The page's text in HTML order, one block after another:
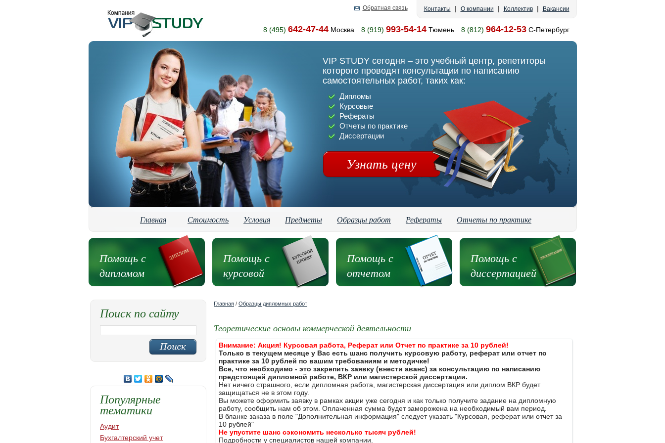
Контакты | О компании | Коллектив| Вакансии
Обратная связь
8 (495) 642-47-44Москва 8 (919) 993-54-14Тюмень 8 (812) 964-12-53С-Петербург
VIP STUDY сегодня – это учебный центр, репетиторы
которого проводят консультации по написанию
самостоятельных работ, таких как:
Дипломы
Курсовые
Рефераты
Отчеты по практике
Диссертации
Узнать цену
Главная Стоимость Условия Предметы Образцы работ Рефераты Отчеты по практике
Помощь с
дипломом
Помощь с
курсовой
Помощь с
отчетом
Помощь с
диссертацией
Главная / Образцы дипломных работ
Теоретические основы коммерческой деятельности
Внимание: Акция! Курсовая работа, Реферат или Отчет по практике за 10 рублей!
Только в текущем месяце у Вас есть шанс получить курсовую работу, реферат или отчет по
практике за 10 рублей по вашим требованиям и методичке!
Все, что необходимо - это закрепить заявку (внести аванс) за консультацию по написанию
предстоящей дипломной работе, ВКР или магистерской диссертации.
Нет ничего страшного, если дипломная работа, магистерская диссертация или диплом ВКР будет
защищаться не в этом году.
Вы можете оформить заявку в рамках акции уже сегодня и как только получите задание на дипломную
работу, сообщить нам об этом. Оплаченная сумма будет заморожена на необходимый вам период.
В бланке заказа в поле "Дополнительная информация" следует указать "Курсовая, реферат или отчет за
10 рублей"
Не упустите шанс сэкономить несколько тысяч рублей!
Подробности у специалистов нашей компании.
Поиск по сайту
Популярные
тематики
Аудит
Бухгалтерский учет